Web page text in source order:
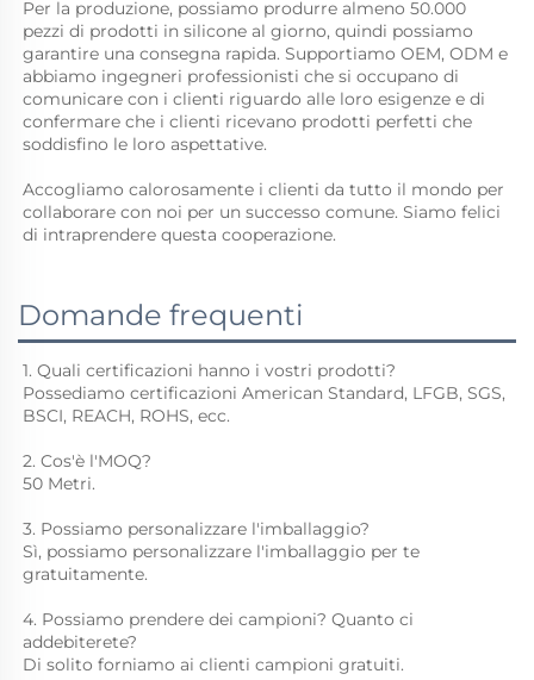
Per la produzione, possiamo produrre almeno 50.000
pezzi di prodotti in silicone al giorno, quindi possiamo
garantire una consegna rapida. Supportiamo OEM, ODM e
abbiamo ingegneri professionisti che si occupano di
comunicare con i clienti riguardo alle loro esigenze e di
confermare che i clienti ricevano prodotti perfetti che
soddisfino le loro aspettative.
Accogliamo calorosamente i clienti da tutto il mondo per
collaborare con noi per un successo comune. Siamo felici
di intraprendere questa cooperazione.
Domande frequenti
1. Quali certificazioni hanno i vostri prodotti?
Possediamo certificazioni American Standard, LFGB, SGS,
BSCI, REACH, ROHS, ecc.
2. Cos'è l'MOQ?
50 Metri.
3. Possiamo personalizzare l'imballaggio?
Sì, possiamo personalizzare l'imballaggio per te
gratuitamente.
4. Possiamo prendere dei campioni? Quanto ci
addebiterete?
Di solito forniamo ai clienti campioni gratuiti.